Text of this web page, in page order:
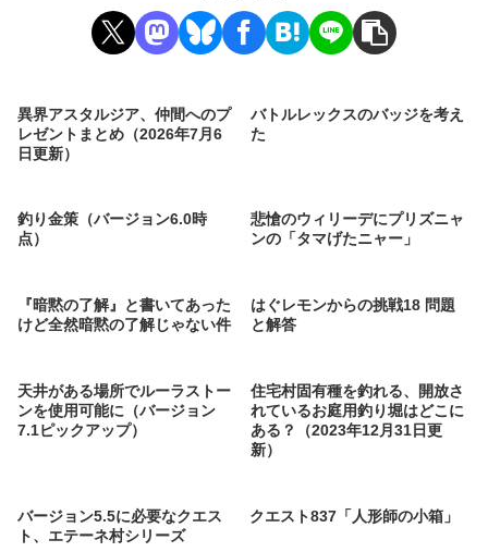
異界アスタルジア、仲間へのプ
レゼントまとめ（2026年7月6
日更新）
バトルレックスのバッジを考え
た
釣り金策（バージョン6.0時
点）
悲愴のウィリーデにプリズニャ
ンの「タマげたニャー」
『暗黙の了解』と書いてあった
けど全然暗黙の了解じゃない件
はぐレモンからの挑戦18 問題
と解答
天井がある場所でルーラストー
ンを使用可能に（バージョン
7.1ピックアップ）
住宅村固有種を釣れる、開放さ
れているお庭用釣り堀はどこに
ある？（2023年12月31日更
新）
バージョン5.5に必要なクエス
ト、エテーネ村シリーズ
クエスト837「人形師の小箱」